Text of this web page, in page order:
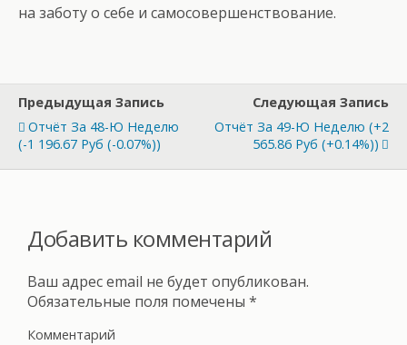
на заботу о себе и самосовершенствование.
Предыдущая Запись
Отчёт За 48-Ю Неделю
(-1 196.67 Руб (-0.07%))
Следующая Запись
Отчёт За 49-Ю Неделю (+2
565.86 Руб (+0.14%))
Добавить комментарий
Ваш адрес email не будет опубликован.
Обязательные поля помечены *
Комментарий